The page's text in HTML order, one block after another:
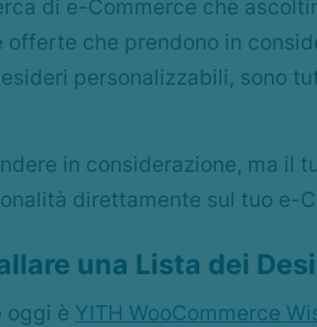
di e-Commerce che
che prendono in
personalizzabili, sono
in considerazione, ma il
direttamente sul tuo e-
una Lista dei
oggi è YITH WooCommerce